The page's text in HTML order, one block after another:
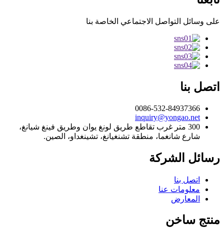
على وسائل التواصل الاجتماعي الخاصة بنا
اتصل بنا
0086-532-84937366
inquiry@yongao.net
300 متر غرب تقاطع طريق لونغ يوان وطريق فينغ شيانغ،
شارع شانغما، منطقة تشنغيانغ، تشينغداو، الصين.
رسائل الشركة
اتصل بنا
معلومات عنا
المعارض
منتج ساخن